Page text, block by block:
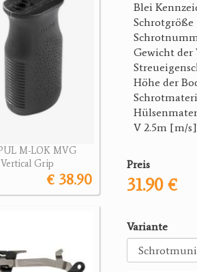
M-LOK MVG
Grip
€ 38.90
Blei
Schrotgröße
Gewicht der
Höhe der
V 2.5m [m/s]
Preis
31.90 €
Variante